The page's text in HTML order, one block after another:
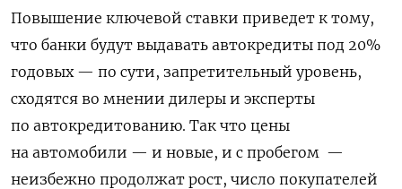
Повышение ключевой ставки приведет к тому,
что банки будут выдавать автокредиты под 20%
годовых — по сути, запретительный уровень,
сходятся во мнении дилеры и эксперты
по автокредитованию. Так что цены
на автомобили — и новые, и с пробегом —
неизбежно продолжат рост, число покупателей